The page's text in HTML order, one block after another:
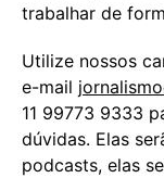
trabalhar de
Utilize nossos
e-mail
11 99773 9333
dúvidas. Elas
podcasts, elas